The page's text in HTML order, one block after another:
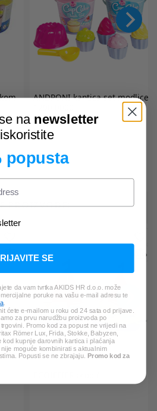
ANDRONIkantica set modlice
8,99 €
PROIZVODE:
na newsletter
popusta
SE
da vam tvrtka AKIDS HR d.o.o. može
poruke na vašu e-mail adresu te
ćete e-mailom u roku od 24 sata od prijave.
za prvu narudžbu proizvoda po
Promo kod za popust ne vrijedi na
Römer Lux, Frida, Stokke, Babyzen,
kod kupnje darovnih kartica i plaćanja
moguće kombinirati s aktualnim
Popusti se ne zbrajaju. Promo kod za